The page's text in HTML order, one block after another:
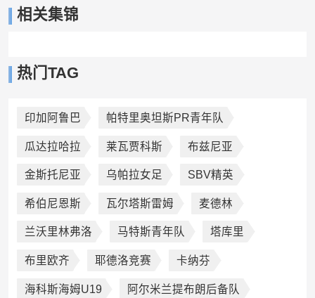
相关集锦
热门TAG
印加阿鲁巴 帕特里奥坦斯PR青年队
瓜达拉哈拉 莱瓦贾科斯 布兹尼亚
金斯托尼亚 乌帕拉女足 SBV精英
希伯尼恩斯 瓦尔塔斯雷姆 麦德林
兰沃里林弗洛 马特斯青年队 塔库里
布里欧齐 耶德洛竞赛 卡纳芬
海科斯海姆U19 阿尔米兰提布朗后备队